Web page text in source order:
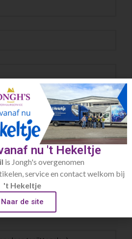
nu 't Hekeltje
is Jongh's overgenomen
service en contact welkom bij
't Hekeltje
Naar de site